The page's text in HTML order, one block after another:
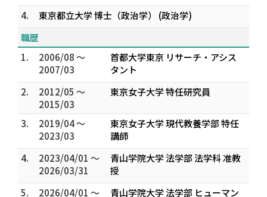
4.
東京都立大学 博士（政治学） (政治学)
職歴
1.
2006/08 ～
2007/03
首都大学東京 リサーチ・アシス
タント
2.
2012/05 ～
2015/03
東京女子大学 特任研究員
3.
2019/04 ～
2023/03
東京女子大学 現代教養学部 特任
講師
4.
2023/04/01 ～
2026/03/31
青山学院大学 法学部 法学科 准教
授
5.
2026/04/01 ～ 青山学院大学 法学部 ヒューマン